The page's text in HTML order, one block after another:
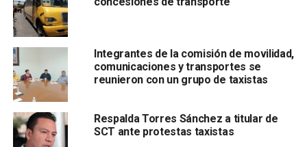
debido a una queja sobre su actuación en diciembre
pasado.
Indicó que
se detienen entre 50 a 70 vehículos
irregulares por semana, y se espera el resultado del
estudio de la UASLP sobre la falta de vehículos, ya que
hace dos años se entregaron
Integrantes de la comisión de movilidad,
comunicaciones y transportes se
reunieron con un grupo de taxistas
Respalda Torres Sánchez a titular de
SCT ante protestas taxistas